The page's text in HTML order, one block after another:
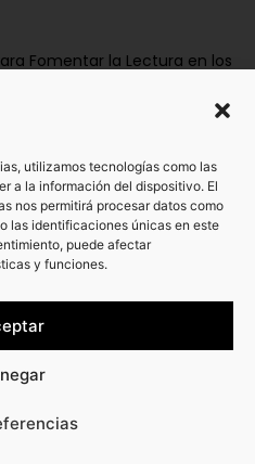
utilizamos tecnologías como las
a la información del dispositivo. El
nos permitirá procesar datos como
las identificaciones únicas en este
puede afectar
y funciones.
Fomentar la Lectura en los
para Bebés Recién
de Vestir a los Más
otros artículos!
más
ayudar?